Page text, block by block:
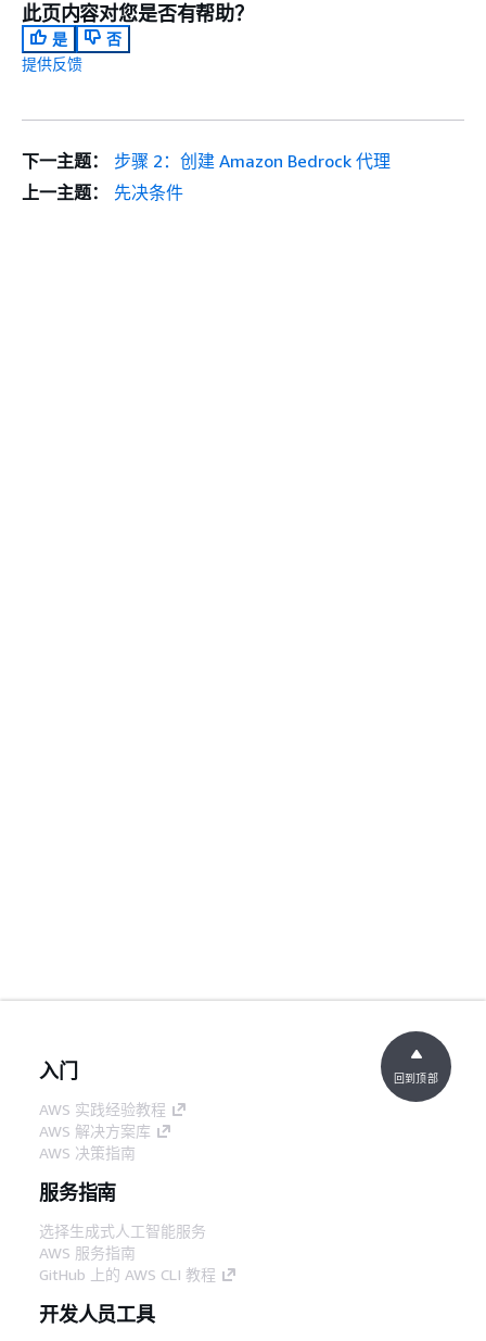
此页内容对您是否有帮助？
是
否
提供反馈
下一主题：
步骤 2：创建 Amazon Bedrock 代理
上一主题：
先决条件
入门
AWS 实践经验教程
AWS 解决方案库
AWS 决策指南
服务指南
选择生成式人工智能服务
AWS 服务指南
GitHub 上的 AWS CLI 教程
开发人员工具
回到顶部